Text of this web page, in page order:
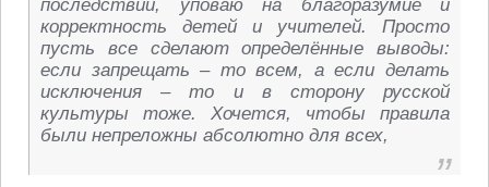
последствий, уповаю на благоразумие и
корректность детей и учителей. Просто
пусть все сделают определённые выводы:
если запрещать – то всем, а если делать
исключения – то и в сторону русской
культуры тоже. Хочется, чтобы правила
были непреложны абсолютно для всех,